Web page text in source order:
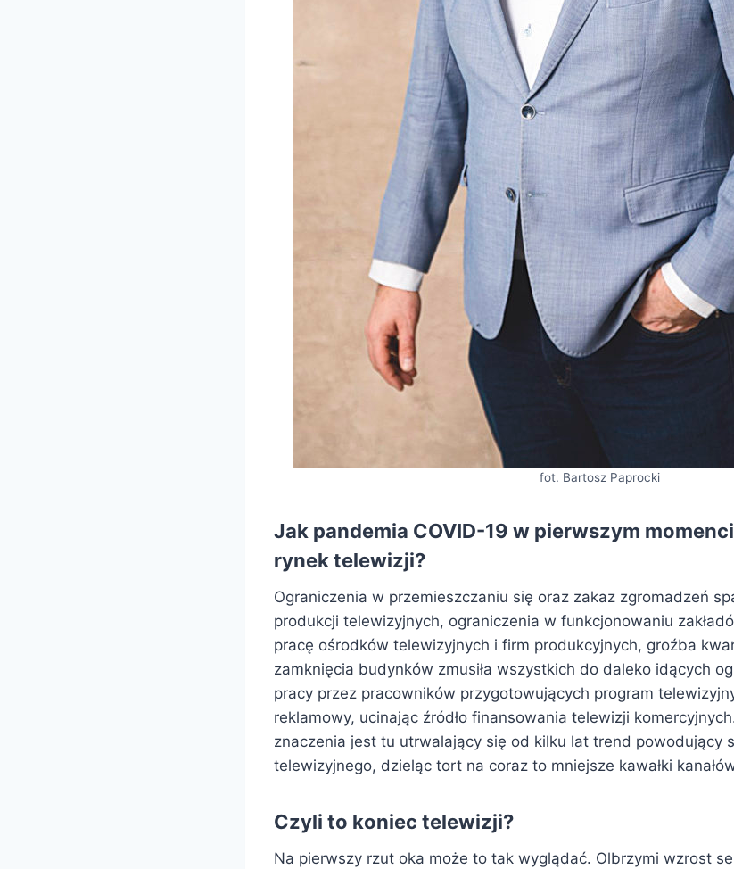
fot. Bartosz Paprocki
Jak pandemia COVID-19 w pierwszym
rynek telewizji?
Ograniczenia w przemieszczaniu się oraz zakaz zgromadzeń
produkcji telewizyjnych, ograniczenia w funkcjonowaniu
pracę ośrodków telewizyjnych i firm produkcyjnych, groźba
zamknięcia budynków zmusiła wszystkich do daleko idących
pracy przez pracowników przygotowujących program
reklamowy, ucinając źródło finansowania telewizji
znaczenia jest tu utrwalający się od kilku lat trend powodujący
telewizyjnego, dzieląc tort na coraz to mniejsze kawałki
Czyli to koniec telewizji?
Na pierwszy rzut oka może to tak wyglądać. Olbrzymi wzrost